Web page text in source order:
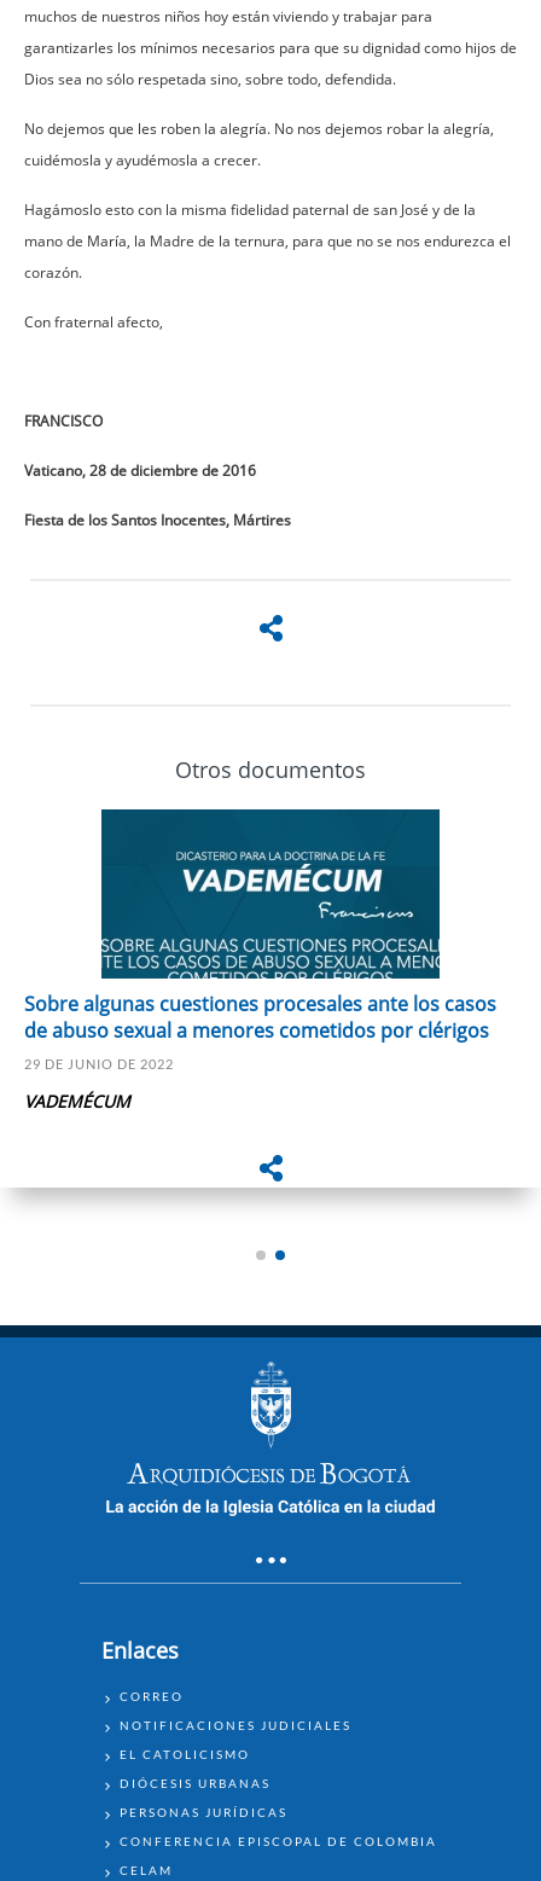
muchos de nuestros niños hoy están viviendo y trabajar para
garantizarles los mínimos necesarios para que su dignidad como hijos de
Dios sea no sólo respetada sino, sobre todo, defendida.
No dejemos que les roben la alegría. No nos dejemos robar la alegría,
cuidémosla y ayudémosla a crecer.
Hagámoslo esto con la misma fidelidad paternal de san José y de la
mano de María, la Madre de la ternura, para que no se nos endurezca el
corazón.
Con fraternal afecto,
FRANCISCO
Vaticano, 28 de diciembre de 2016
Fiesta de los Santos Inocentes, Mártires
Otros documentos
Sobre algunas cuestiones procesales ante los casos
de abuso sexual a menores cometidos por clérigos
29 DE JUNIO DE 2022
VADEMÉCUM
Enlaces
ENLACES
CORREO
NOTIFICACIONES JUDICIALES
EL CATOLICISMO
DIÓCESIS URBANAS
PERSONAS JURÍDICAS
CONFERENCIA EPISCOPAL DE COLOMBIA
CELAM